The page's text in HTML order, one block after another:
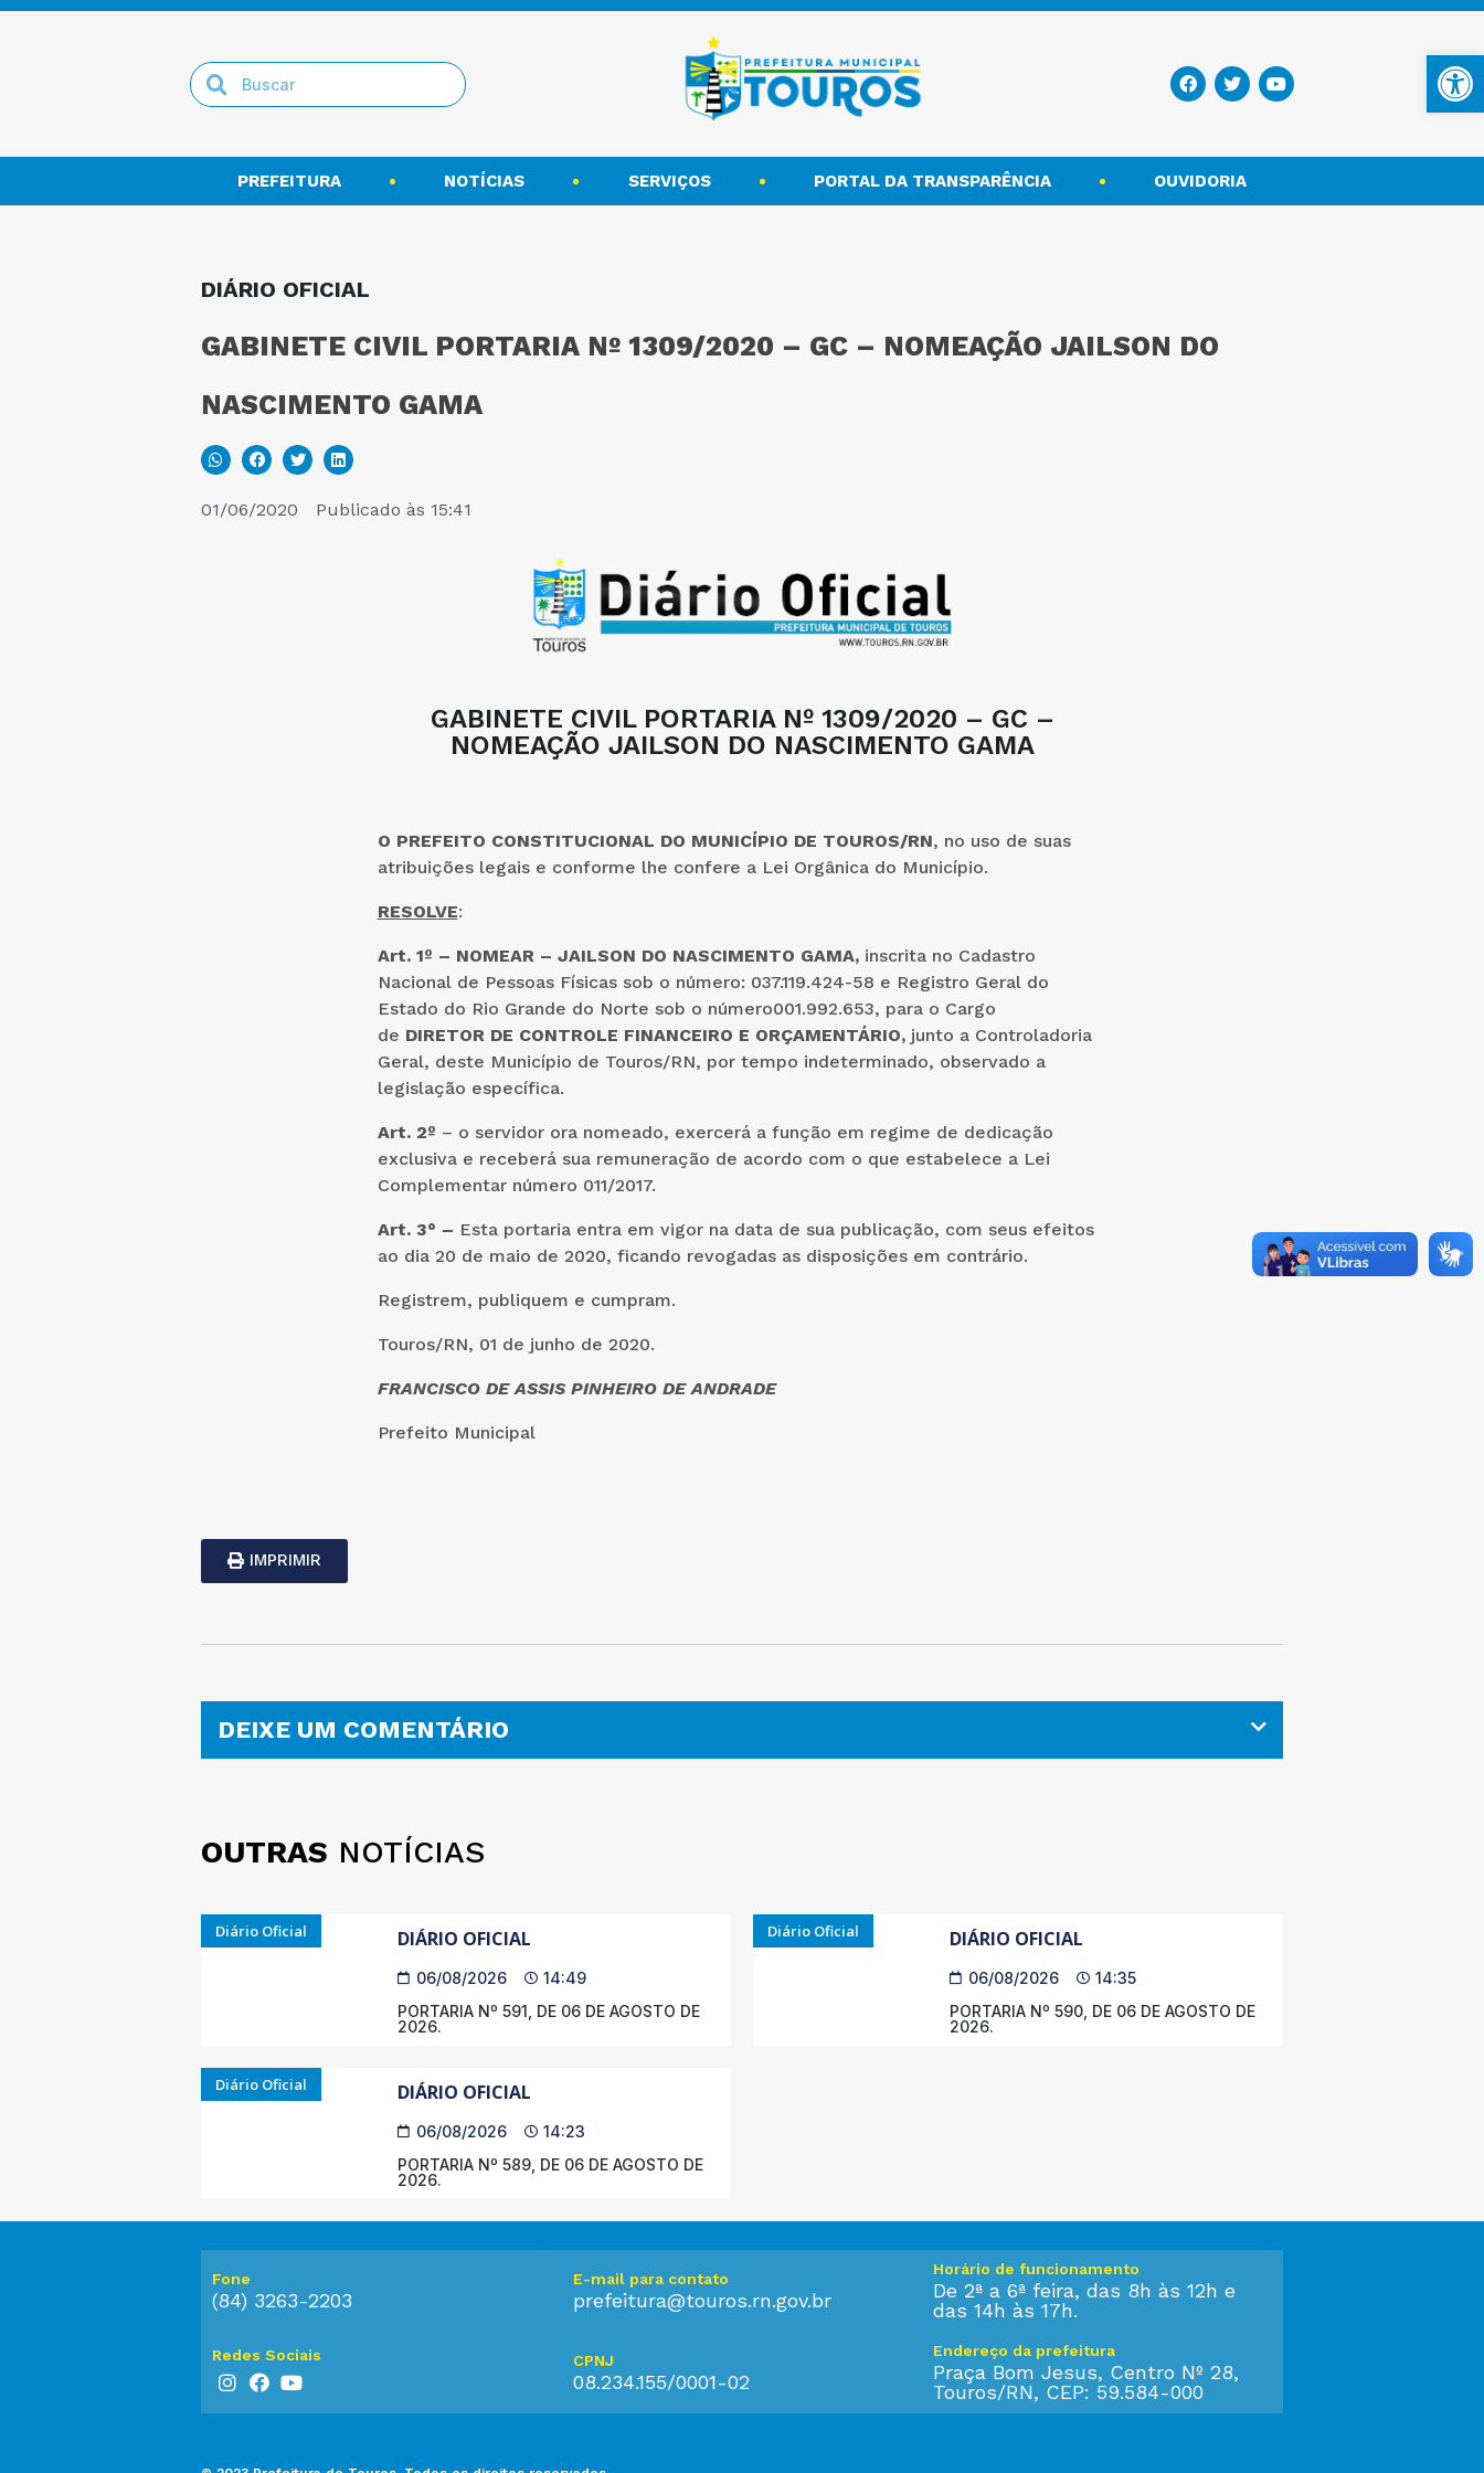
PREFEITURA NOTÍCIAS SERVIÇOS PORTAL DA TRANSPARÊNCIA OUVIDORIA
DIÁRIO OFICIAL
GABINETE CIVIL PORTARIA Nº 1309/2020 – GC – NOMEAÇÃO JAILSON DO
NASCIMENTO GAMA
01/06/2020 Publicado às 15:41
GABINETE CIVIL PORTARIA Nº 1309/2020 – GC –
NOMEAÇÃO JAILSON DO NASCIMENTO GAMA
O PREFEITO CONSTITUCIONAL DO MUNICÍPIO DE TOUROS/RN, no uso de suas
atribuições legais e conforme lhe confere a Lei Orgânica do Município.
RESOLVE:
Art. 1º – NOMEAR – JAILSON DO NASCIMENTO GAMA, inscrita no Cadastro
Nacional de Pessoas Físicas sob o número: 037.119.424-58 e Registro Geral do
Estado do Rio Grande do Norte sob o número001.992.653, para o Cargo
de DIRETOR DE CONTROLE FINANCEIRO E ORÇAMENTÁRIO, junto a Controladoria
Geral, deste Município de Touros/RN, por tempo indeterminado, observado a
legislação específica.
Art. 2º – o servidor ora nomeado, exercerá a função em regime de dedicação
exclusiva e receberá sua remuneração de acordo com o que estabelece a Lei
Complementar número 011/2017.
Art. 3° – Esta portaria entra em vigor na data de sua publicação, com seus efeitos
ao dia 20 de maio de 2020, ficando revogadas as disposições em contrário.
Registrem, publiquem e cumpram.
Touros/RN, 01 de junho de 2020.
FRANCISCO DE ASSIS PINHEIRO DE ANDRADE
Prefeito Municipal
IMPRIMIR
DEIXE UM COMENTÁRIO
OUTRAS NOTÍCIAS
Diário Oficial DIÁRIO OFICIAL
06/08/2026
14:49
PORTARIA Nº 591, DE 06 DE AGOSTO DE
2026.
Diário Oficial DIÁRIO OFICIAL
06/08/2026
14:35
PORTARIA Nº 590, DE 06 DE AGOSTO DE
2026.
Diário Oficial DIÁRIO OFICIAL
06/08/2026
14:23
PORTARIA Nº 589, DE 06 DE AGOSTO DE
2026.
Fone
(84) 3263-2203
E-mail para contato
prefeitura@touros.rn.gov.br
Horário de funcionamento
De 2ª a 6ª feira, das 8h às 12h e
das 14h às 17h.
Redes Sociais CPNJ
08.234.155/0001-02
Endereço da prefeitura
Praça Bom Jesus, Centro Nº 28,
Touros/RN, CEP: 59.584-000